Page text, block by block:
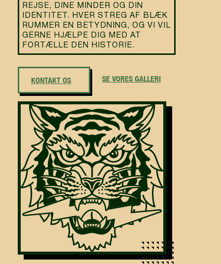
REJSE, DINE MINDER OG DIN
IDENTITET. HVER STREG AF BLÆK
RUMMER EN BETYDNING, OG VI VIL
GERNE HJÆLPE DIG MED AT
FORTÆLLE DEN HISTORIE.
KONTAKT OS SE VORES GALLERI